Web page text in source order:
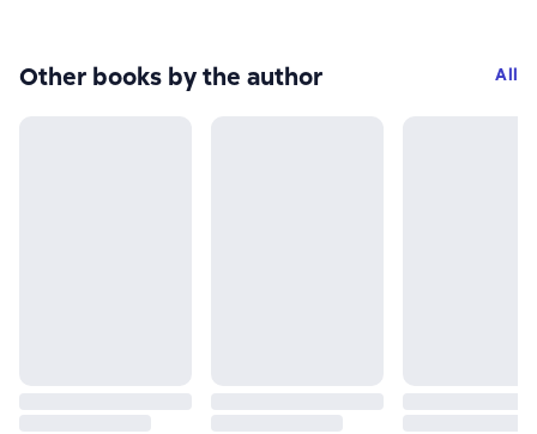
Other books by the author All